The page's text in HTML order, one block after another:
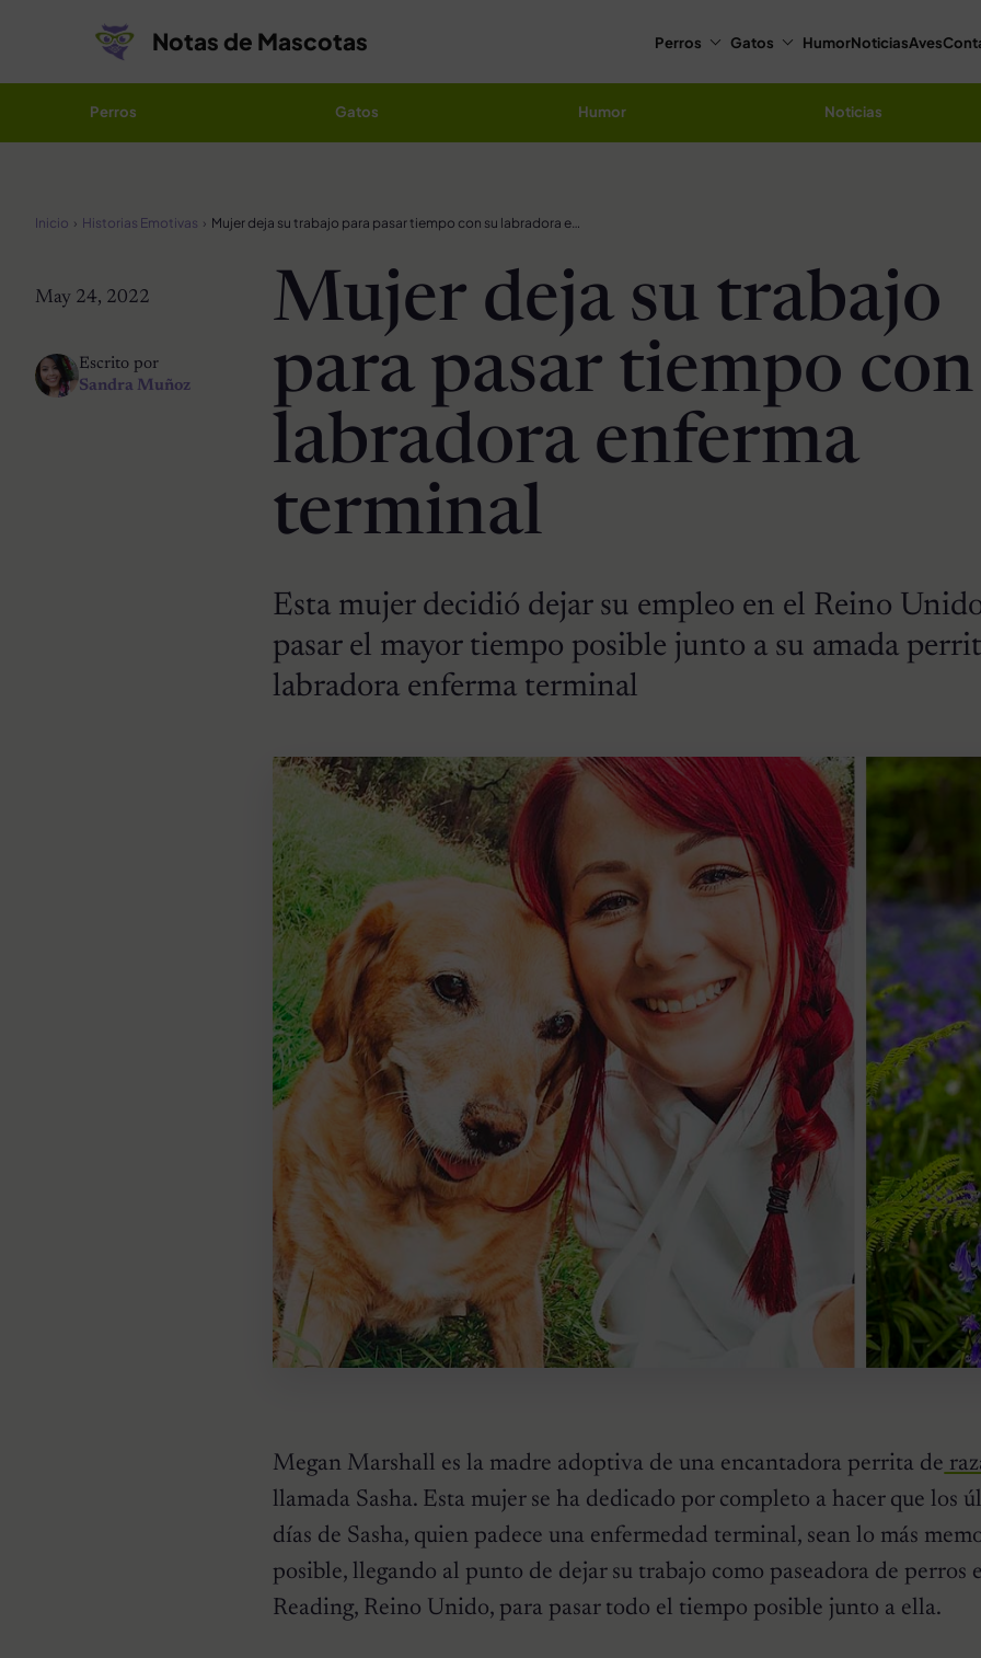
Notas de Mascotas Perros Gatos HumorNoticiasAves
Perros Gatos Humor Noticias
Inicio Historias Emotivas Mujer deja su trabajo para pasar tiempo con su labradora enferma terminal
May 24, 2022
Escrito por
Sandra Muñoz
Mujer deja su trabajo
para pasar tiempo
labradora enferma
terminal
Esta mujer decidió dejar su empleo en el Reino
pasar el mayor tiempo posible junto a su amada
labradora enferma terminal
Megan Marshall es la madre adoptiva de una encantadora perrita de
llamada Sasha. Esta mujer se ha dedicado por completo a hacer que los
días de Sasha, quien padece una enfermedad terminal, sean lo más
posible, llegando al punto de dejar su trabajo como paseadora de perros
Reading, Reino Unido, para pasar todo el tiempo posible junto a ella.